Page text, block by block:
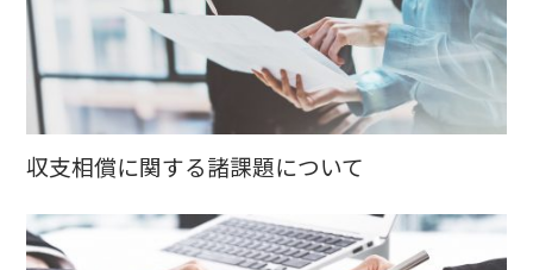
収支相償に関する諸課題について